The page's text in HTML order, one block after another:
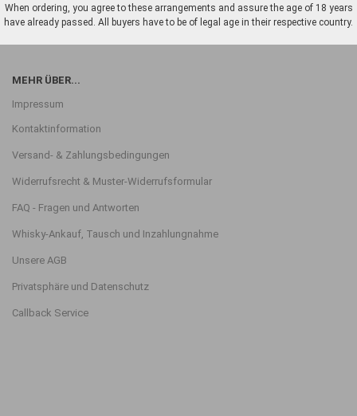
When ordering, you agree to these arrangements and assure the age of 18 years
have already passed. All buyers have to be of legal age in their respective country.
MEHR ÜBER...
Impressum
Kontaktinformation
Versand- & Zahlungsbedingungen
Widerrufsrecht & Muster-Widerrufsformular
FAQ - Fragen und Antworten
Whisky-Ankauf, Tausch und Inzahlungnahme
Unsere AGB
Privatsphäre und Datenschutz
Callback Service